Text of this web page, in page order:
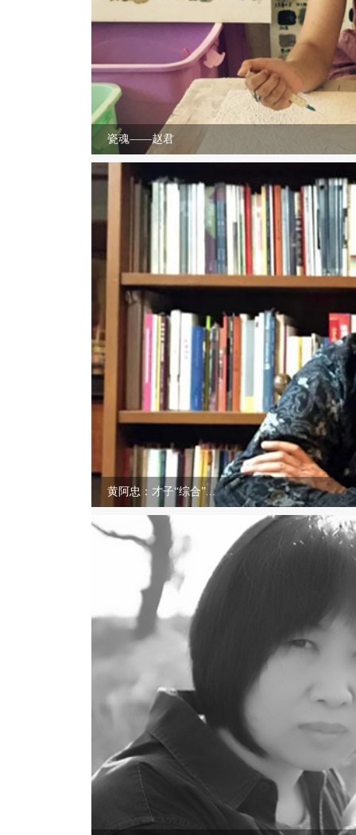
瓷魂——赵君
黄阿忠：才子“综合”...